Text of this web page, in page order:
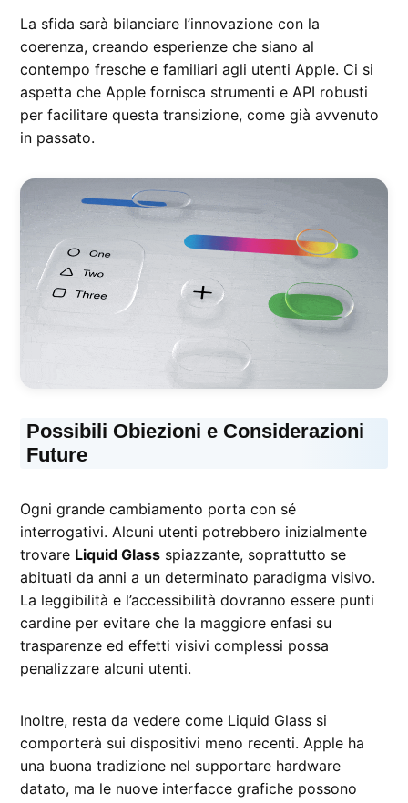
La sfida sarà bilanciare l’innovazione con la
coerenza, creando esperienze che siano al
contempo fresche e familiari agli utenti Apple. Ci si
aspetta che Apple fornisca strumenti e API robusti
per facilitare questa transizione, come già avvenuto
in passato.
Possibili Obiezioni e Considerazioni
Future
Ogni grande cambiamento porta con sé
interrogativi. Alcuni utenti potrebbero inizialmente
trovare Liquid Glass spiazzante, soprattutto se
abituati da anni a un determinato paradigma visivo.
La leggibilità e l’accessibilità dovranno essere punti
cardine per evitare che la maggiore enfasi su
trasparenze ed effetti visivi complessi possa
penalizzare alcuni utenti.
Inoltre, resta da vedere come Liquid Glass si
comporterà sui dispositivi meno recenti. Apple ha
una buona tradizione nel supportare hardware
datato, ma le nuove interfacce grafiche possono